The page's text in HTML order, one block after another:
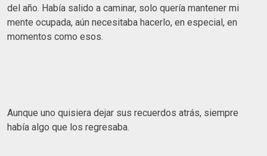
del año. Había salido a caminar, solo quería mantener mi
mente ocupada, aún necesitaba hacerlo, en especial, en
momentos como esos.
Aunque uno quisiera dejar sus recuerdos atrás, siempre
había algo que los regresaba.